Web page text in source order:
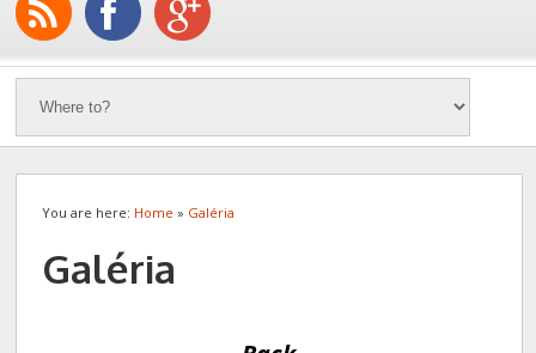
You are here: Home » Galéria
Galéria